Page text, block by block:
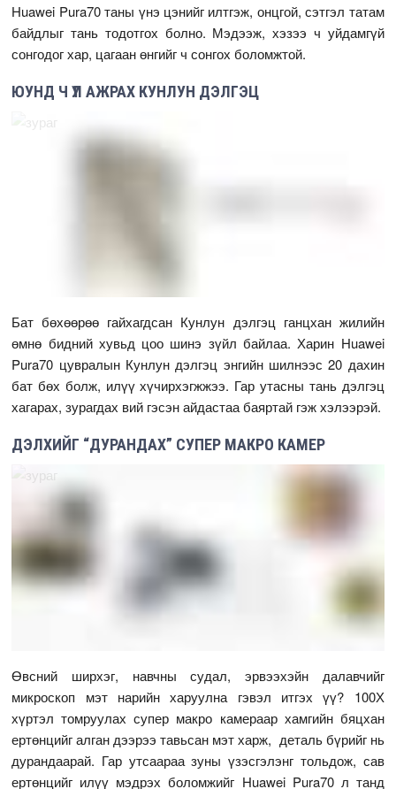
Huawei Pura70 таны үнэ цэнийг илтгэж, онцгой, сэтгэл татам
байдлыг тань тодотгох болно. Мэдээж, хэзээ ч уйдамгүй
сонгодог хар, цагаан өнгийг ч сонгох боломжтой.
ЮУНД Ч ҮЛ АЖРАХ КУНЛУН ДЭЛГЭЦ
Бат бөхөөрөө гайхагдсан Кунлун дэлгэц ганцхан жилийн
өмнө бидний хувьд цоо шинэ зүйл байлаа. Харин Huawei
Pura70 цувралын Кунлун дэлгэц энгийн шилнээс 20 дахин
бат бөх болж, илүү хүчирхэгжжээ. Гар утасны тань дэлгэц
хагарах, зурагдах вий гэсэн айдастаа баяртай гэж хэлээрэй.
ДЭЛХИЙГ “ДУРАНДАХ” СУПЕР МАКРО КАМЕР
Өвсний ширхэг, навчны судал, эрвээхэйн далавчийг
микроскоп мэт нарийн харуулна гэвэл итгэх үү? 100Х
хүртэл томруулах супер макро камераар хамгийн бяцхан
ертөнцийг алган дээрээ тавьсан мэт харж, деталь бүрийг нь
дурандаарай. Гар утсаараа зуны үзэсгэлэнг тольдож, сав
ертөнцийг илүү мэдрэх боломжийг Huawei Pura70 л танд